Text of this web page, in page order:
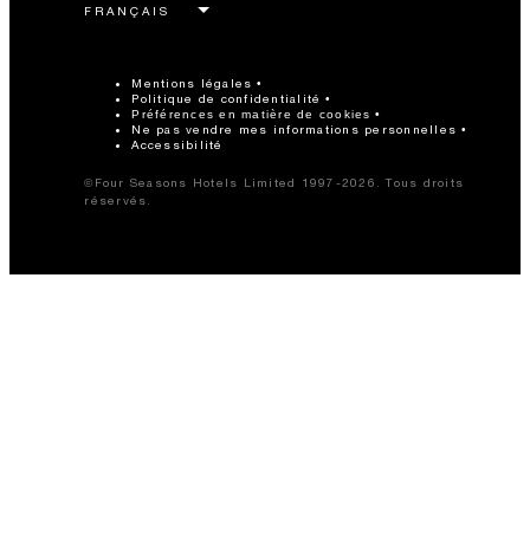
Mentions légales
Politique de confidentialité
Préférences en matière de cookies
Ne pas vendre mes informations personnelles
Accessibilité
©Four Seasons Hotels Limited 1997-2026. Tous droits
réservés.